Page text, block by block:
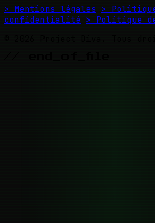
> Mentions légales
>
confidentialité > Politique